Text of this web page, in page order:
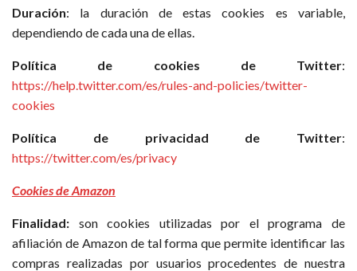
Duración: la duración de estas cookies es variable,
dependiendo de cada una de ellas.
Política de cookies de Twitter:
https://help.twitter.com/es/rules-and-policies/twitter-
cookies
Política de privacidad de Twitter:
https://twitter.com/es/privacy
Cookies de Amazon
Finalidad: son cookies utilizadas por el programa de
afiliación de Amazon de tal forma que permite identificar las
compras realizadas por usuarios procedentes de nuestra